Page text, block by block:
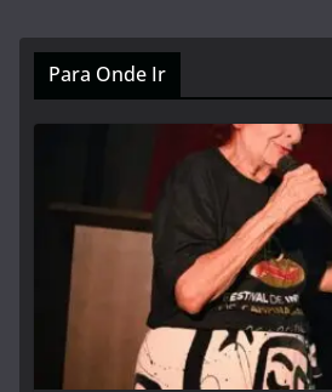
Para Onde Ir